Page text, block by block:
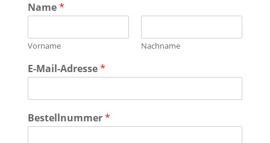
Name*
Vorname Nachname
E-Mail-Adresse*
Bestellnummer*